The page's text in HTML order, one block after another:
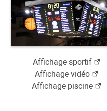
Affichage sportif
Affichage vidéo
Affichage piscine